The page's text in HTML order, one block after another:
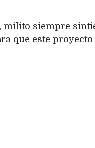
milito siempre
que este